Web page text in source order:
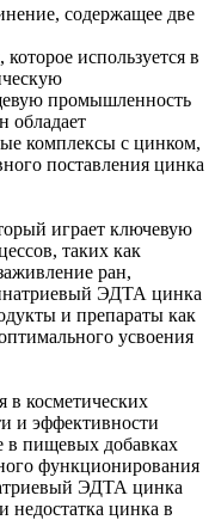
содержащее две
используется в
промышленность
обладает
комплексы с цинком,
поставления цинка
играет ключевую
таких как
ран,
ЭДТА цинка
и препараты как
усвоения
в косметических
и эффективности
в пищевых добавках
функционирования
ЭДТА цинка
недостатка цинка в